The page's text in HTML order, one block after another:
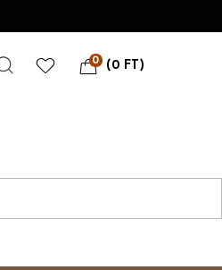
0 (0 FT )